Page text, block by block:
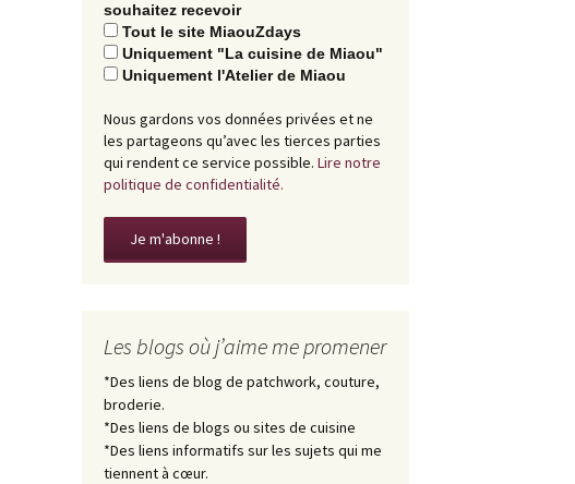
souhaitez recevoir
Tout le site MiaouZdays
Uniquement "La cuisine de Miaou"
Uniquement l'Atelier de Miaou
Nous gardons vos données privées et ne
les partageons qu’avec les tierces parties
qui rendent ce service possible. Lire notre
politique de confidentialité.
Les blogs où j’aime me promener
*Des liens de blog de patchwork, couture,
broderie.
*Des liens de blogs ou sites de cuisine
*Des liens informatifs sur les sujets qui me
tiennent à cœur.